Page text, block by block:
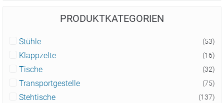
PRODUKTKATEGORIEN
Stühle (53)
Klappzelte (16)
Tische (32)
Transportgestelle (75)
Stehtische (137)